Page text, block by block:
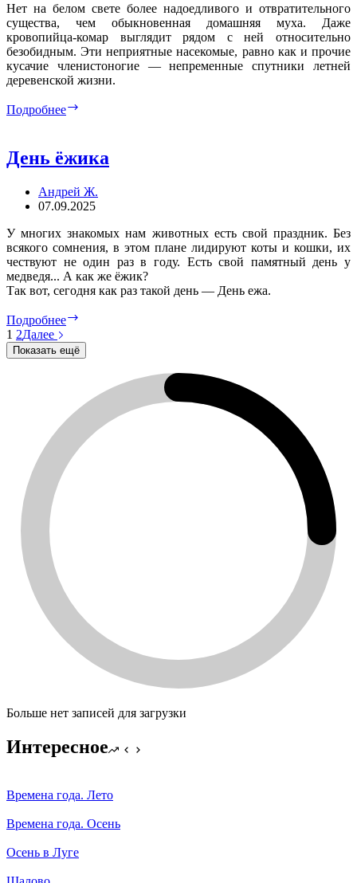
Нет на белом свете более надоедливого и отвратительного
существа, чем обыкновенная домашняя муха. Даже
кровопийца-комар выглядит рядом с ней относительно
безобидным. Эти неприятные насекомые, равно как и прочие
кусачие членистоногие — непременные спутники летней
деревенской жизни.
Подробнее
День ёжика
Андрей Ж.
07.09.2025
У многих знакомых нам животных есть свой праздник. Без
всякого сомнения, в этом плане лидируют коты и кошки, их
чествуют не один раз в году. Есть свой памятный день у
медведя... А как же ёжик?
Так вот, сегодня как раз такой день — День ежа.
Подробнее
1 2Далее
Показать ещё
Больше нет записей для загрузки
Интересное
Времена года. Лето
Времена года. Осень
Осень в Луге